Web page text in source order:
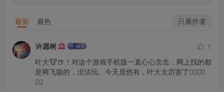
最新 最热 只看作者
许愿树
1
叶大🐮🍺！对这个游戏手机版一直心心念念，网上找的都
是网飞版的，没法玩。今天居然有，叶大太厉害了👍🏻👍🏻
👍🏻